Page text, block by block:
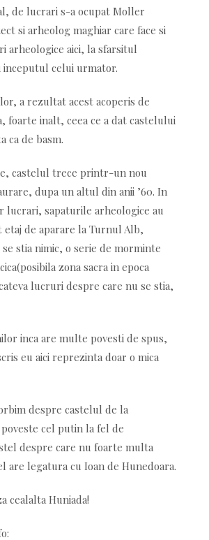
de lucrari s-a ocupat Moller
si arheolog maghiar care face si
arheologice aici, la sfarsitul
inceputul celui urmator.
a rezultat acest acoperis de
foarte inalt, ceea ce a dat castelului
ca de basm.
castelul trece printr-un nou
dupa un altul din anii ’60. In
lucrari, sapaturile arheologice au
de aparare la Turnul Alb,
stia nimic, o serie de morminte
zona sacra in epoca
lucruri despre care nu se stia,
inca are multe povesti de spus,
eu aici reprezinta doar o mica
despre castelul de la
cel putin la fel de
despre care nu foarte multa
are legatura cu Ioan de Hunedoara.
cealalta Huniada!